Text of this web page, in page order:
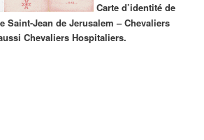
Carte d’identité de
Saint-Jean de Jerusalem – Chevaliers
Chevaliers Hospitaliers.